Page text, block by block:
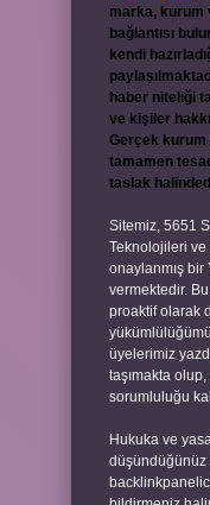
marka, kurum
bağlantısı
kendi
haber niteliği
ve kişiler
Gerçek
tamamen
taslak
Sitemiz, 5651
Teknolojileri ve
onaylanmış bir
vermektedir.
proaktif olarak
üyelerimiz
taşımakta
sorumluluğu
Hukuka ve
düşündüğünüz